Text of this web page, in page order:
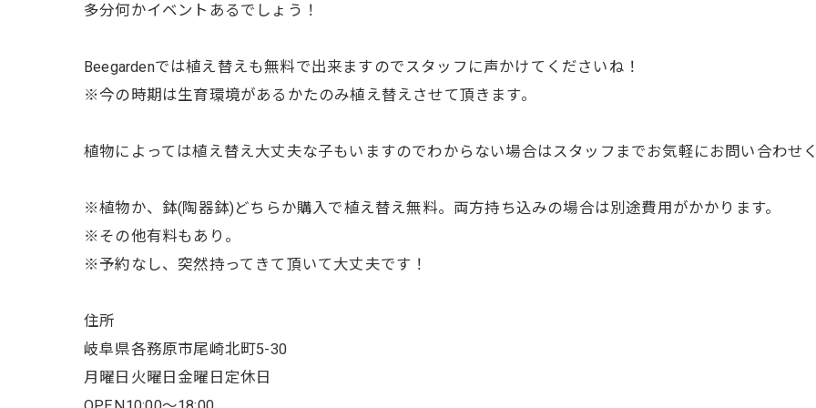
多分何かイベントあるでしょう！
Beegardenでは植え替えも無料で出来ますのでスタッフに声かけてくださいね！
※今の時期は生育環境があるかたのみ植え替えさせて頂きます。
植物によっては植え替え大丈夫な子もいますのでわからない場合はスタッフまでお気軽にお問い合わせく
※植物か、鉢(陶器鉢)どちらか購入で植え替え無料。両方持ち込みの場合は別途費用がかかります。
※その他有料もあり。
※予約なし、突然持ってきて頂いて大丈夫です！
住所
岐阜県各務原市尾崎北町5-30
月曜日火曜日金曜日定休日